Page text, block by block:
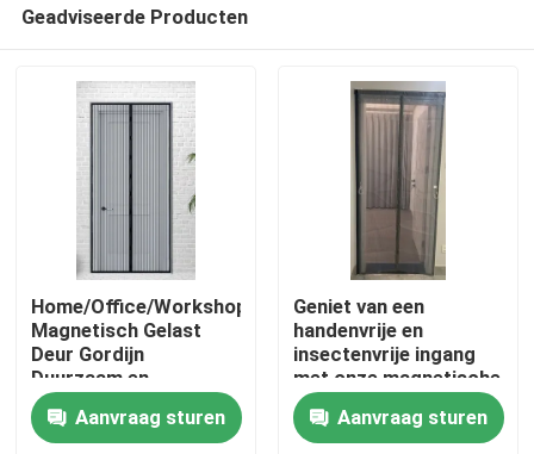
Thuis
Geadviseerde Producten
Home/Office/Workshop/Garage
Magnetisch Gelast
Deur Gordijn
Duurzaam en
Gemakkelijk Openend
MagnetenAanvraag sturen
Geniet van een
handenvrije en
insectenvrije ingang
met onze magnetische
gaasdeuren
Aanvraag sturen